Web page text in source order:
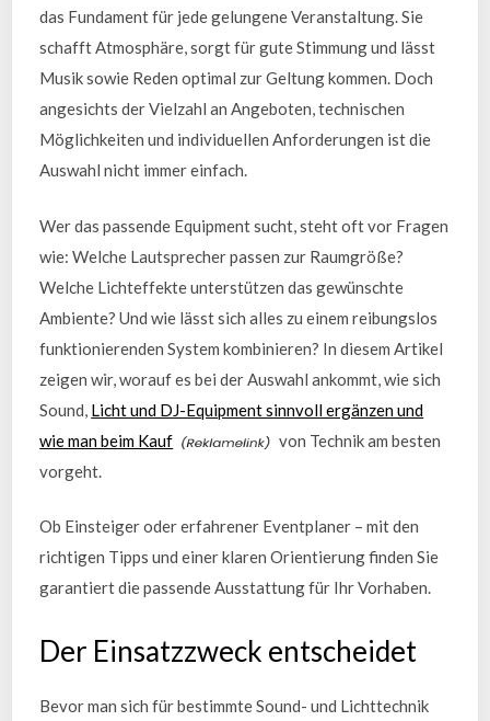
das Fundament für jede gelungene Veranstaltung. Sie
schafft Atmosphäre, sorgt für gute Stimmung und lässt
Musik sowie Reden optimal zur Geltung kommen. Doch
angesichts der Vielzahl an Angeboten, technischen
Möglichkeiten und individuellen Anforderungen ist die
Auswahl nicht immer einfach.
Wer das passende Equipment sucht, steht oft vor Fragen
wie: Welche Lautsprecher passen zur Raumgröße?
Welche Lichteffekte unterstützen das gewünschte
Ambiente? Und wie lässt sich alles zu einem reibungslos
funktionierenden System kombinieren? In diesem Artikel
zeigen wir, worauf es bei der Auswahl ankommt, wie sich
Sound, Licht und DJ-Equipment sinnvoll ergänzen und
wie man beim Kauf
von Technik am besten
vorgeht.
Ob Einsteiger oder erfahrener Eventplaner – mit den
richtigen Tipps und einer klaren Orientierung finden Sie
garantiert die passende Ausstattung für Ihr Vorhaben.
Der Einsatzzweck entscheidet
Bevor man sich für bestimmte Sound- und Lichttechnik